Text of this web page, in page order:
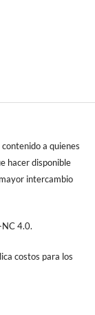
a quienes
hacer disponible
intercambio
NC 4.0.
costos para los